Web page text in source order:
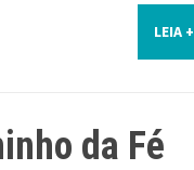
LEIA +
da Fé